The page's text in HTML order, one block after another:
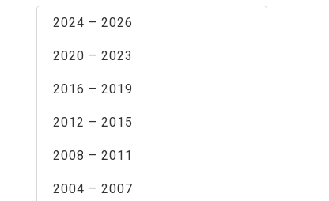
2024 – 2026
2020 – 2023
2016 – 2019
2012 – 2015
2008 – 2011
2004 – 2007